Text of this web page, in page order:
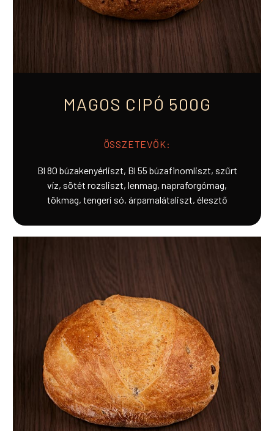
MAGOS CIPÓ 500G
ÖSSZETEVŐK:
Bl 80 búzakenyérliszt, Bl 55 búzafinomliszt, szűrt
víz, sötét rozsliszt, lenmag, napraforgómag,
tökmag, tengeri só, árpamalátaliszt, élesztő